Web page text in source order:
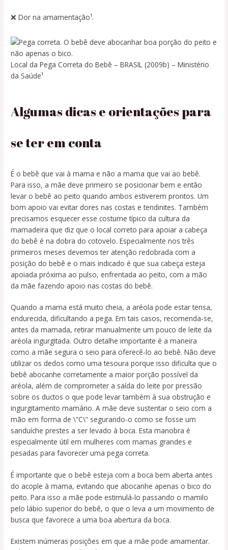
❌ Dor na amamentação¹.
Local da Pega Correta do Bebê – BRASIL (2009b) – Ministério
da Saúde¹
Algumas dicas e orientações para
se ter em conta
É o bebê que vai à mama e não a mama que vai ao bebê.
Para isso, a mãe deve primeiro se posicionar bem e então
levar o bebê ao peito quando ambos estiverem prontos. Um
bom apoio vai evitar dores nas costas e tendinites. Também
precisamos esquecer esse costume típico da cultura da
mamadeira que diz que o local correto para apoiar a cabeça
do bebê é na dobra do cotovelo. Especialmente nos três
primeiros meses devemos ter atenção redobrada com a
posição do bebê e o mais indicado é que sua cabeça esteja
apoiada próxima ao pulso, enfrentada ao peito, com a mão
da mãe fazendo apoio nas costas do bebê.
Quando a mama está muito cheia, a aréola pode estar tensa,
endurecida, dificultando a pega. Em tais casos, recomenda-se,
antes da mamada, retirar manualmente um pouco de leite da
aréola ingurgitada. Outro detalhe importante é a maneira
como a mãe segura o seio para oferecê-lo ao bebê. Não deve
utilizar os dedos como uma tesoura porque isso dificulta que o
bebê abocanhe corretamente a maior porção possível da
aréola, além de comprometer a saída do leite por pressão
sobre os ductos o que pode levar também à sua obstrução e
ingurgitamento mamário. A mãe deve sustentar o seio com a
mão em forma de \”C\” segurando-o como se fosse um
sanduíche prestes a ser levado à boca. Esta manobra é
especialmente útil em mulheres com mamas grandes e
pesadas para favorecer uma pega correta.
É importante que o bebê esteja com a boca bem aberta antes
do acople à mama, evitando que abocanhe apenas o bico do
peito. Para isso a mãe pode estimulá-lo passando o mamilo
pelo lábio superior do bebê, o que o leva a um movimento de
busca que favorece a uma boa abertura da boca.
Existem inúmeras posições em que a mãe pode amamentar.